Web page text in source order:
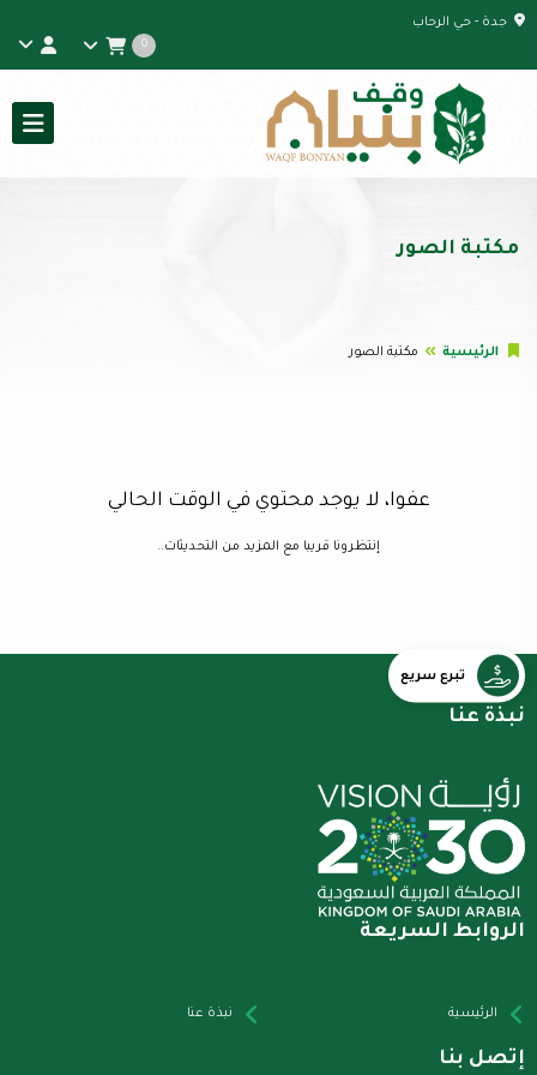
جدة - حي الرحاب
0
مكتبة الصور
الرئيسية مكتبة الصور
عفوا، لا يوجد محتوي في الوقت الحالي
إنتظرونا قريبا مع المزيد من التحديثات..
نبذة عنا
الروابط السريعة
الرئيسية نبذة عنا
إتصل بنا
تبرع سريع